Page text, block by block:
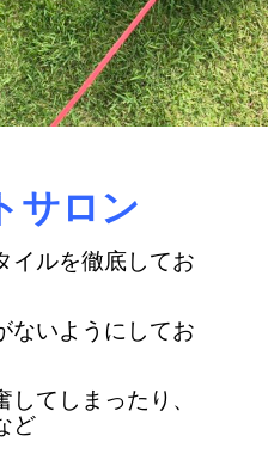
サロン
イルを徹底してお
ないようにしてお
てしまったり、
ど